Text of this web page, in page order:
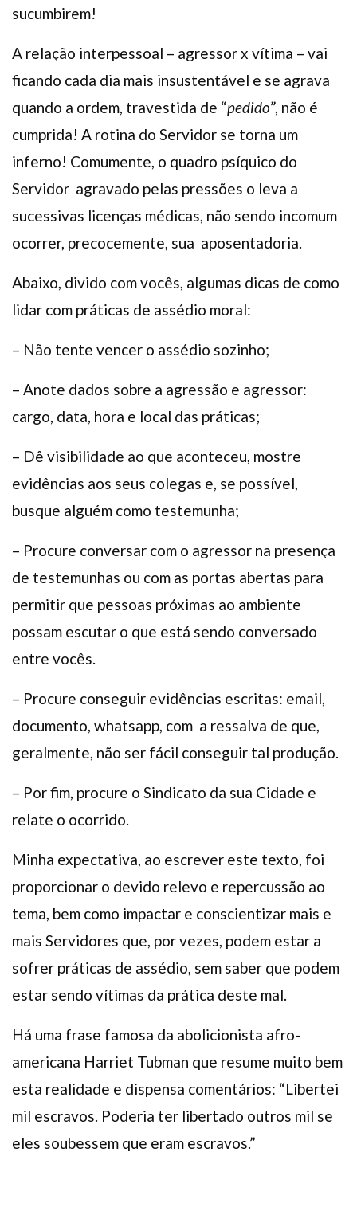
sucumbirem!
A relação interpessoal – agressor x vítima – vai
ficando cada dia mais insustentável e se agrava
quando a ordem, travestida de “pedido”, não é
cumprida! A rotina do Servidor se torna um
inferno! Comumente, o quadro psíquico do
Servidor agravado pelas pressões o leva a
sucessivas licenças médicas, não sendo incomum
ocorrer, precocemente, sua aposentadoria.
Abaixo, divido com vocês, algumas dicas de como
lidar com práticas de assédio moral:
– Não tente vencer o assédio sozinho;
– Anote dados sobre a agressão e agressor:
cargo, data, hora e local das práticas;
– Dê visibilidade ao que aconteceu, mostre
evidências aos seus colegas e, se possível,
busque alguém como testemunha;
– Procure conversar com o agressor na presença
de testemunhas ou com as portas abertas para
permitir que pessoas próximas ao ambiente
possam escutar o que está sendo conversado
entre vocês.
– Procure conseguir evidências escritas: email,
documento, whatsapp, com a ressalva de que,
geralmente, não ser fácil conseguir tal produção.
– Por fim, procure o Sindicato da sua Cidade e
relate o ocorrido.
Minha expectativa, ao escrever este texto, foi
proporcionar o devido relevo e repercussão ao
tema, bem como impactar e conscientizar mais e
mais Servidores que, por vezes, podem estar a
sofrer práticas de assédio, sem saber que podem
estar sendo vítimas da prática deste mal.
Há uma frase famosa da abolicionista afro-
americana Harriet Tubman que resume muito bem
esta realidade e dispensa comentários: “Libertei
mil escravos. Poderia ter libertado outros mil se
eles soubessem que eram escravos.”